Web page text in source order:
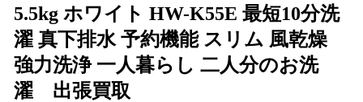
5.5kg ホワイト HW-K55E 最短10分洗
濯 真下排水 予約機能 スリム 風乾燥
強力洗浄 一人暮らし 二人分のお洗
濯 出張買取